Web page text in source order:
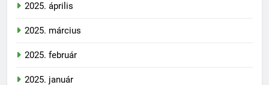
2025. április
2025. március
2025. február
2025. január